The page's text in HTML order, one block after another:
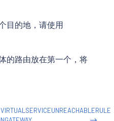
目的地，请使用
的路由放在第一个，将
VIRTUALSERVICEUNREACHABLERULE